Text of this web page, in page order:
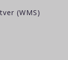
(WMS)